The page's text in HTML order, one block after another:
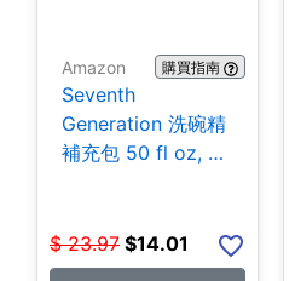
Amazon 購買指南
Seventh
Generation 洗碗精
補充包 50 fl oz, 3
$ 23.97 $14.01